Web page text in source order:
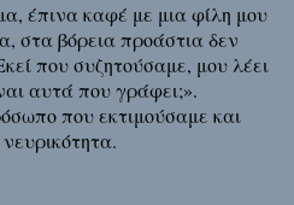
έπινα καφέ με μια φίλη μου
στα βόρεια προάστια δεν
που συζητούσαμε, μου λέει
αυτά που γράφει;».
που εκτιμούσαμε και